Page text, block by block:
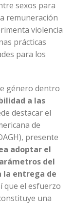
sexos para
remuneración
violencia
prácticas
para los
género dentro
a las
destacar el
de
presente
adoptar el
del
la entrega de
que el esfuerzo
una